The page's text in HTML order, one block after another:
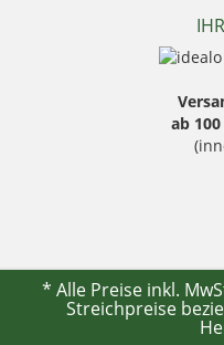
ab
* Alle Preise inkl.
Streichpreise